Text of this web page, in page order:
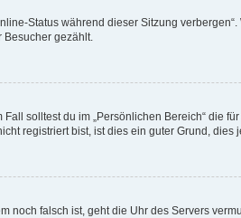
Status während dieser Sitzung
gezählt.
solltest du im „Persönlichen Bereich“ die
registriert bist, ist dies ein guter Grund, dies
falsch ist, geht die Uhr des Servers